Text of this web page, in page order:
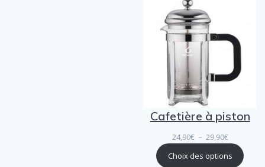
Cafetière à piston
24,90€ – 29,90€Plage
de
prix :
Choix des options